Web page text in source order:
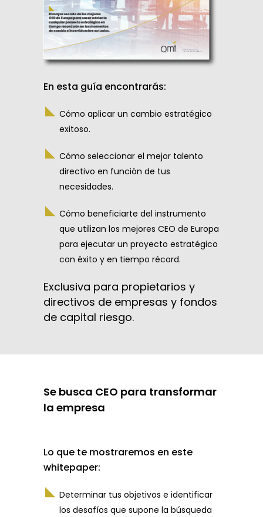
En esta guía encontrarás:
Cómo aplicar un cambio estratégico
exitoso.
Cómo seleccionar el mejor talento
directivo en función de tus
necesidades.
Cómo beneficiarte del instrumento
que utilizan los mejores CEO de Europa
para ejecutar un proyecto estratégico
con éxito y en tiempo récord.
Exclusiva para propietarios y
directivos de empresas y fondos
de capital riesgo.
Se busca CEO para transformar
la empresa
Lo que te mostraremos en este
whitepaper:
Determinar tus objetivos e identificar
los desafíos que supone la búsqueda